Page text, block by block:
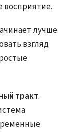
восприятие.
лучше
взгляд
тракт.